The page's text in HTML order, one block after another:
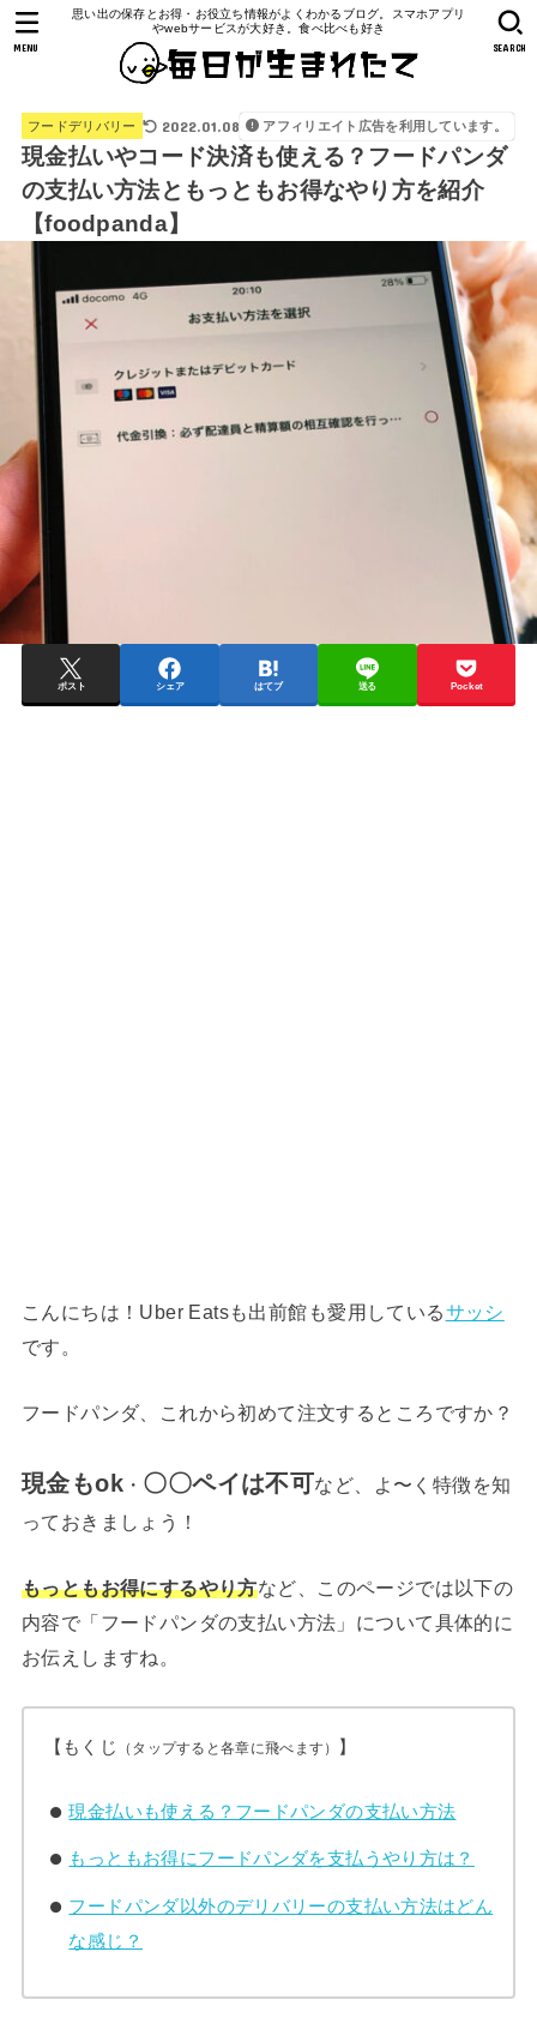
思い出の保存とお得・お役立ち情報がよくわかるブログ。スマホアプリ
やwebサービスが大好き。食べ比べも好き
SEARCH
MENU
フードデリバリー 2022.01.08 アフィリエイト広告を利用しています。
現金払いやコード決済も使える？フードパンダ
の支払い方法ともっともお得なやり方を紹介
【foodpanda】
ポスト シェア はてブ 送る Pocket
こんにちは！Uber Eatsも出前館も愛用しているサッシ
です。
フードパンダ、これから初めて注文するところですか？
現金もok・ 〇〇ペイは不可など、よ〜く特徴を知
っておきましょう！
もっともお得にするやり方など、このページでは以下の
内容で「フードパンダの支払い方法」について具体的に
お伝えしますね。
【もくじ （タップすると各章に飛べます） 】
現金払いも使える？フードパンダの支払い方法
もっともお得にフードパンダを支払うやり方は？
フードパンダ以外のデリバリーの支払い方法はどん
な感じ？